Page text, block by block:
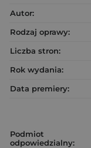
Autor:
Rodzaj oprawy:
Liczba stron:
Rok wydania:
Data premiery:
Podmiot
odpowiedzialny: